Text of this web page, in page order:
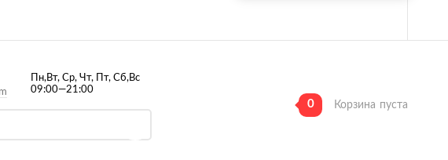
Пн,Вт, Ср, Чт, Пт, Сб,Вс
09:00—21:00
0 Корзина пуста